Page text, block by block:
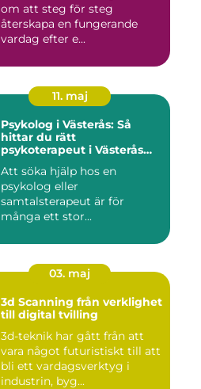
om att steg för steg
återskapa en fungerande
vardag efter e...
11. maj
Psykolog i Västerås: Så
hittar du rätt
psykoterapeut i Västerås
Att söka hjälp hos en
psykolog eller
samtalsterapeut är för
många ett stor...
03. maj
3d Scanning från verklighet
till digital tvilling
3d-teknik har gått från att
vara något futuristiskt till att
bli ett vardagsverktyg i
industrin, byg...